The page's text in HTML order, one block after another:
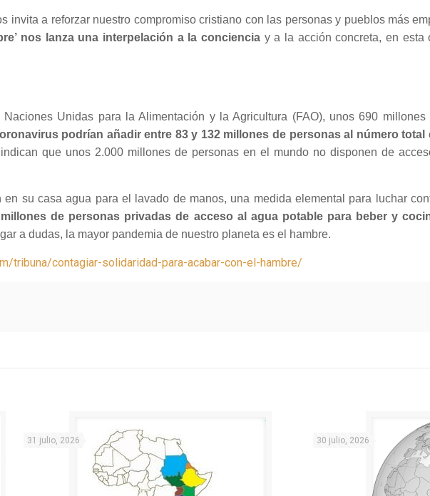
invita a reforzar nuestro compromiso cristiano con las personas y pueblos más
nos lanza una interpelación a la concienciay a la acción concreta, en esta
Unidas para la Alimentación y la Agricultura (FAO), unos 690 millones
podrían añadir entre 83 y 132 millones de personas al número
que unos 2.000 millones de personas en el mundo no disponen de
su casa agua para el lavado de manos, una medida elemental para luchar
de personas privadas de acceso al agua potable para beber y
a dudas, la mayor pandemia de nuestro planeta es el hambre.
tribuna/contagiar-solidaridad-para-acabar-con-el-hambre/
31 julio, 2026 30 julio, 2026